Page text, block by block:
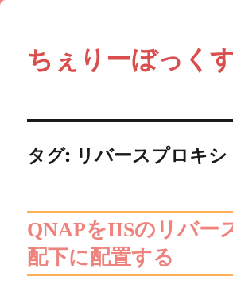
ちぇりーぼっく
タグ: リバースプロキシ
QNAPをIISのリバー
配下に配置する